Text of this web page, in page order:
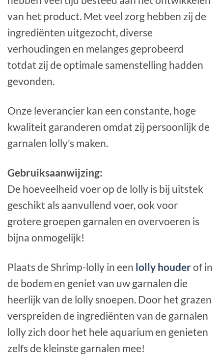
van het product. Met veel zorg hebben zij de
ingrediënten uitgezocht, diverse
verhoudingen en melanges geprobeerd
totdat zij de optimale samenstelling hadden
gevonden.
Onze leverancier kan een constante, hoge
kwaliteit garanderen omdat zij persoonlijk de
garnalen lolly’s maken.
Gebruiksaanwijzing:
De hoeveelheid voer op de lolly is bij uitstek
geschikt als aanvullend voer, ook voor
grotere groepen garnalen en overvoeren is
bijna onmogelijk!
Plaats de Shrimp-lolly in een lolly houderof in
de bodem en geniet van uw garnalen die
heerlijk van de lolly snoepen. Door het grazen
verspreiden de ingrediënten van de garnalen
lolly zich door het hele aquarium en genieten
zelfs de kleinste garnalen mee!